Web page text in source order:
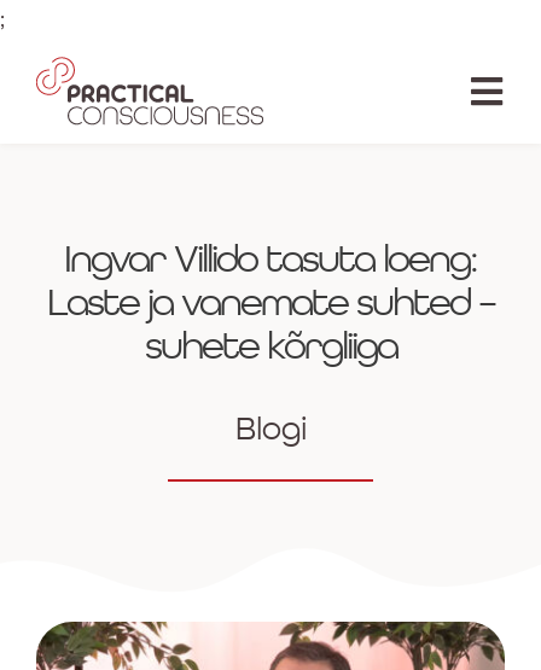
;
content
LOENGUD
KONTAKT
Ingvar Villido tasuta loeng:
Laste ja vanemate suhted –
suhete kõrgliiga
Blogi